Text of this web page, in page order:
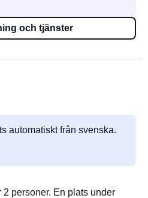
och tjänster
automatiskt från svenska.
personer. En plats under